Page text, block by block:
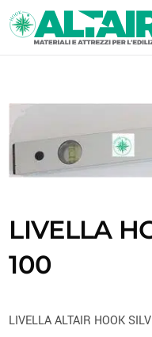
LIVELLA
100
LIVELLA ALTAIR HOOK